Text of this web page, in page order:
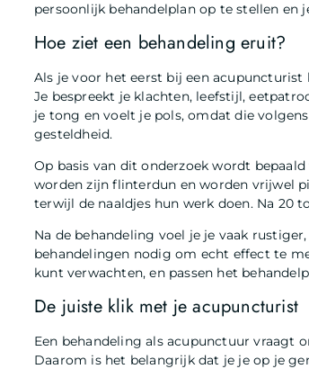
persoonlijk behandelplan op te stellen en
Hoe ziet een behandeling eruit?
Als je voor het eerst bij een
Je bespreekt je klachten, leefstijl,
je tong en voelt je pols, omdat die
gesteldheid.
Op basis van dit onderzoek wordt
worden zijn flinterdun en worden vrijwel
terwijl de naaldjes hun werk doen. Na 20
Na de behandeling voel je je vaak
behandelingen nodig om echt effect te
kunt verwachten, en passen het
De juiste klik met je acupuncturist
Een behandeling als acupunctuur
Daarom is het belangrijk dat je je op je